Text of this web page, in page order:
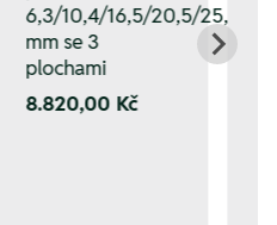
6,3/10,4/16,5/20,5/25,0
mm se 3
plochami
8.820,00 Kč